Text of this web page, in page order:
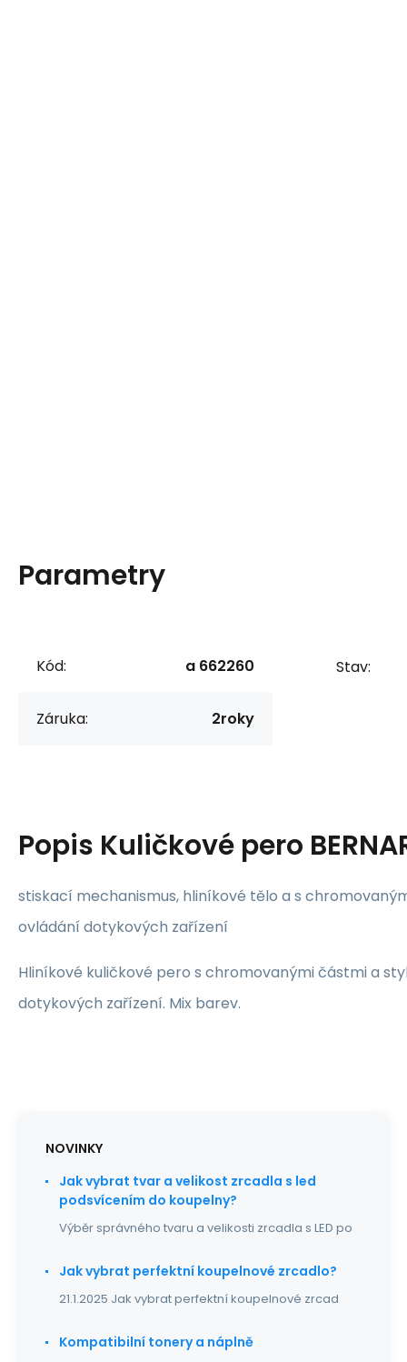
Parametry
Kód: a 662260
Záruka: 2roky
Stav:
Popis Kuličkové pero
stiskací mechanismus, hliníkové tělo a s
ovládání dotykových zařízení
Hliníkové kuličkové pero s chromovanými částmi a
dotykových zařízení. Mix barev.
NOVINKY
Jak vybrat tvar a velikost zrcadla s led
podsvícením do koupelny?
Výběr správného tvaru a velikosti zrcadla s LED po
Jak vybrat perfektní koupelnové zrcadlo?
21.1.2025 Jak vybrat perfektní koupelnové zrcad
Kompatibilní tonery a náplně